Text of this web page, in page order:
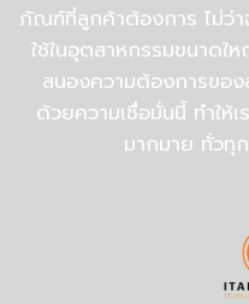
ภัณฑ์ที่ลูกค้าต้องการ ไม่ว่า
ใช้ในอุตสาหกรรมขนาดใ
สนองความต้องการของ
ด้วยความเชื่อมั่นนี้ ทำให้
มากมาย ทั่วทุ